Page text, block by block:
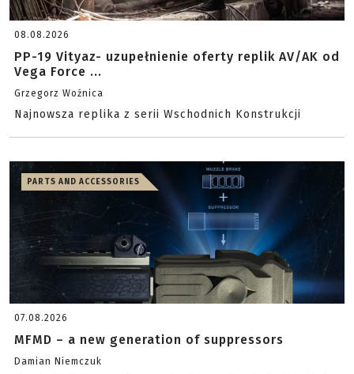
08.08.2026
PP-19 Vityaz- uzupełnienie oferty replik AV/AK od
Vega Force ...
Grzegorz Woźnica
Najnowsza replika z serii Wschodnich Konstrukcji
PARTS AND ACCESSORIES
07.08.2026
MFMD – a new generation of suppressors
Damian Niemczuk